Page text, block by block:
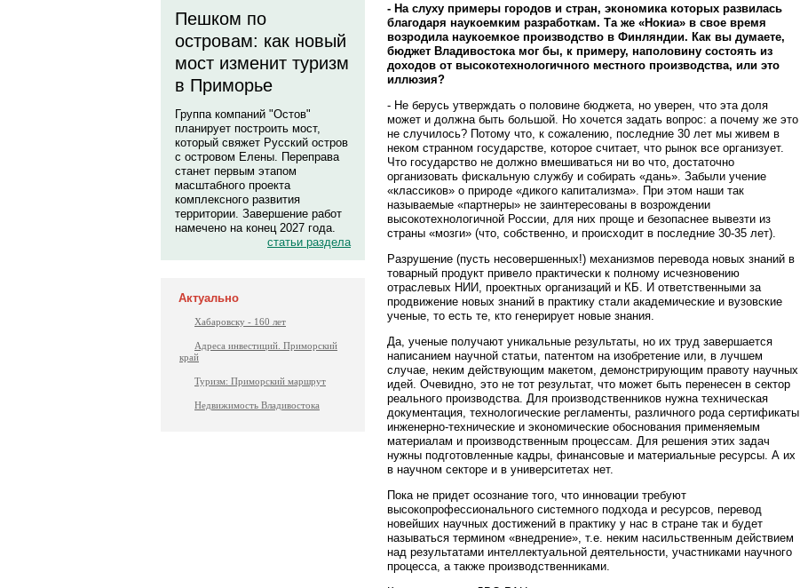
Пешком по
островам: как новый
мост изменит туризм
в Приморье
Группа компаний "Остов"
планирует построить мост,
который свяжет Русский остров
с островом Елены. Переправа
станет первым этапом
масштабного проекта
комплексного развития
территории. Завершение работ
намечено на конец 2027 года.
статьи раздела
Актуально
Хабаровску - 160 лет
Адреса инвестиций. Приморский
край
Туризм: Приморский маршрут
Недвижимость Владивостока
- На слуху примеры городов и стран, экономика которых развилась
благодаря наукоемким разработкам. Та же «Нокиа» в свое время
возродила наукоемкое производство в Финляндии. Как вы думаете,
бюджет Владивостока мог бы, к примеру, наполовину состоять из
доходов от высокотехнологичного местного производства, или это
иллюзия?
- Не берусь утверждать о половине бюджета, но уверен, что эта доля
может и должна быть большой. Но хочется задать вопрос: а почему же это
не случилось? Потому что, к сожалению, последние 30 лет мы живем в
неком странном государстве, которое считает, что рынок все организует.
Что государство не должно вмешиваться ни во что, достаточно
организовать фискальную службу и собирать «дань». Забыли учение
«классиков» о природе «дикого капитализма». При этом наши так
называемые «партнеры» не заинтересованы в возрождении
высокотехнологичной России, для них проще и безопаснее вывезти из
страны «мозги» (что, собственно, и происходит в последние 30-35 лет).
Разрушение (пусть несовершенных!) механизмов перевода новых знаний в
товарный продукт привело практически к полному исчезновению
отраслевых НИИ, проектных организаций и КБ. И ответственными за
продвижение новых знаний в практику стали академические и вузовские
ученые, то есть те, кто генерирует новые знания.
Да, ученые получают уникальные результаты, но их труд завершается
написанием научной статьи, патентом на изобретение или, в лучшем
случае, неким действующим макетом, демонстрирующим правоту научных
идей. Очевидно, это не тот результат, что может быть перенесен в сектор
реального производства. Для производственников нужна техническая
документация, технологические регламенты, различного рода сертификаты,
инженерно-технические и экономические обоснования применяемым
материалам и производственным процессам. Для решения этих задач
нужны подготовленные кадры, финансовые и материальные ресурсы. А их
в научном секторе и в университетах нет.
Пока не придет осознание того, что инновации требуют
высокопрофессионального системного подхода и ресурсов, перевод
новейших научных достижений в практику у нас в стране так и будет
называться термином «внедрение», т.е. неким насильственным действием
над результатами интеллектуальной деятельности, участниками научного
процесса, а также производственниками.